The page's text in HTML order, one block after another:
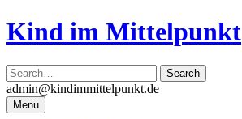
Skip
to
Kind im Mittelpunkt
admin@kindimmittelpunkt.de
Menu